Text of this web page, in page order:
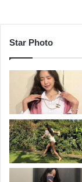
Star Photo